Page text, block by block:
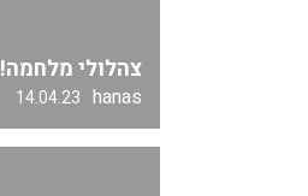
צהלולי מלחמה!
hanas
14.04.23